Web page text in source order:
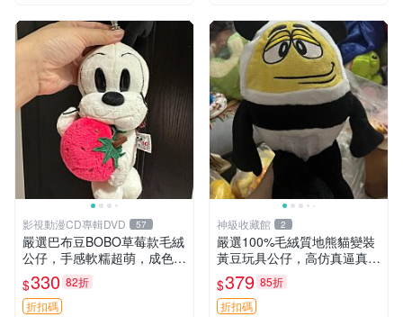
影視動漫CD專輯DVD 57
嚴選巴布豆BOBO草莓款毛絨
公仔，手感軟糯超萌，成色優
良適合作為收藏品或包包配
飾。可視頻確認詳情。 巴布
豆 BOBO 草莓 毛絨公仔 收藏
$330 82折
折扣碼
神級收藏館 2
嚴選100%毛絨質地熊貓變裝
黃豆玩具公仔，高仿真逼真模
擬，適合收藏愛好者 熊貓 黃
豆 公仔
$379 85折
折扣碼